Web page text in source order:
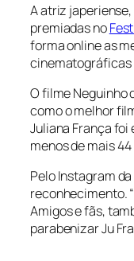
A atriz
premiadas no
forma online as
cinematográficas
O filme Neguinho
como o melhor
Juliana França
menos de mais
Pelo Instagram
reconhecimento.
Amigos e fãs,
parabenizar Ju